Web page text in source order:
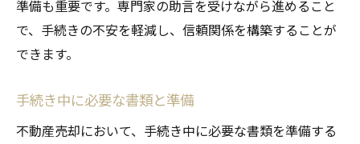
準備も重要です。専門家の助言を受けながら進めること
で、手続きの不安を軽減し、信頼関係を構築することが
できます。
手続き中に必要な書類と準備
不動産売却において、手続き中に必要な書類を準備する